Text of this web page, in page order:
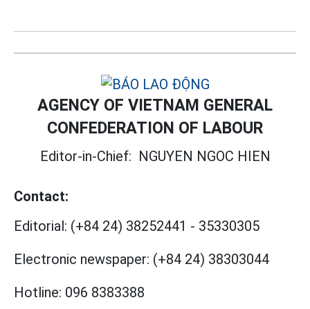
AGENCY OF VIETNAM GENERAL
CONFEDERATION OF LABOUR
Editor-in-Chief: NGUYEN NGOC HIEN
Contact:
Editorial: (+84 24) 38252441 - 35330305
Electronic newspaper: (+84 24) 38303044
Hotline: 096 8383388